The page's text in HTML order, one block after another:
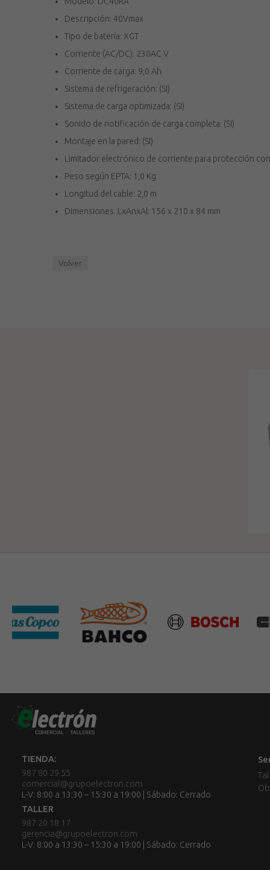
Descripción: 40Vmax
Tipo de batería: XGT
Corriente (AC/DC): 230AC V
Corriente de carga: 9,0 Ah
Sistema de refrigeración: (SI)
Sistema de carga optimizada: (SI)
Sonido de notificación de carga completa: (SI)
Montaje en la pared: (SI)
Limitador electrónico de corriente para protección
Peso según EPTA: 1,0 Kg
Longitud del cable: 2,0 m
Dimensiones. LxAnxAl: 156 x 210 x 84 mm
Volver
TIENDA:
987 80 29 55
comercial@grupoelectron.com
L-V: 8:00 a 13:30 – 15:30 a 19:00 | Sábado: Cerrado
TALLER
987 20 18 17
gerencia@grupoelectron.com
L-V: 8:00 a 13:30 – 15:30 a 19:00 | Sábado: Cerrado